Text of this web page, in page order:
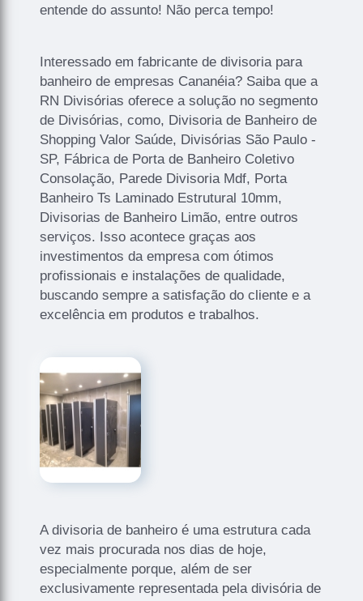
entende do assunto! Não perca tempo!
Interessado em fabricante de divisoria para
banheiro de empresas Cananéia? Saiba que a
RN Divisórias oferece a solução no segmento
de Divisórias, como, Divisoria de Banheiro de
Shopping Valor Saúde, Divisórias São Paulo -
SP, Fábrica de Porta de Banheiro Coletivo
Consolação, Parede Divisoria Mdf, Porta
Banheiro Ts Laminado Estrutural 10mm,
Divisorias de Banheiro Limão, entre outros
serviços. Isso acontece graças aos
investimentos da empresa com ótimos
profissionais e instalações de qualidade,
buscando sempre a satisfação do cliente e a
excelência em produtos e trabalhos.
A divisoria de banheiro é uma estrutura cada
vez mais procurada nos dias de hoje,
especialmente porque, além de ser
exclusivamente representada pela divisória de